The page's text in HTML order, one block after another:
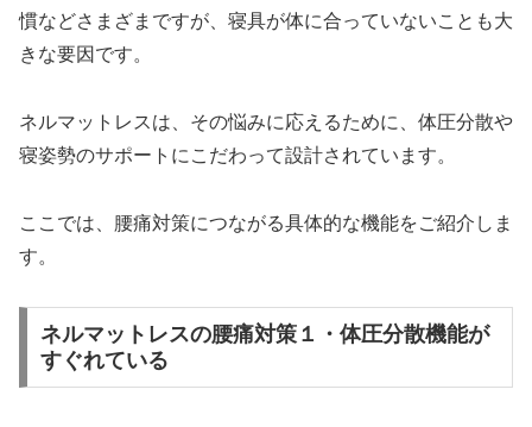
慣などさまざまですが、寝具が体に合っていないことも大
きな要因です。
ネルマットレスは、その悩みに応えるために、体圧分散や
寝姿勢のサポートにこだわって設計されています。
ここでは、腰痛対策につながる具体的な機能をご紹介しま
す。
ネルマットレスの腰痛対策１・体圧分散機能が
すぐれている